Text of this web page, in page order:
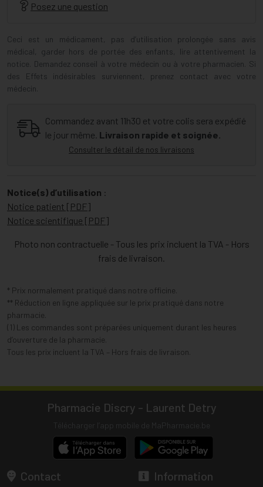
Posez une question
Ceci est un médicament, pas d’utilisation prolongée sans avis
médical, garder hors de portée des enfants, lire attentivement la
notice. Demandez conseil à votre médecin ou à votre pharmacien. Si
des Effets indésirables surviennent, prenez contact avec votre
médecin.
Commandez avant 11h30 et votre colis sera expédié
le jour même. Livraison rapide et soignée.
Consulter le détail de nos livraisons
Notice(s) d’utilisation :
Notice patient [PDF]
Notice scientifique [PDF]
Photo non contractuelle - Tous les prix incluent la TVA - Hors
frais de livraison.
* Prix normalement pratiqué dans notre officine.
** Réduction en ligne appliquée sur le prix pratiqué dans notre
pharmacie.
(1) Les commandes sont préparées uniquement durant les heures
d’ouverture de la pharmacie.
Tous les prix incluent la TVA – Hors frais de livraison.
Pharmacie Discry - Laurent Detry
Contact Information